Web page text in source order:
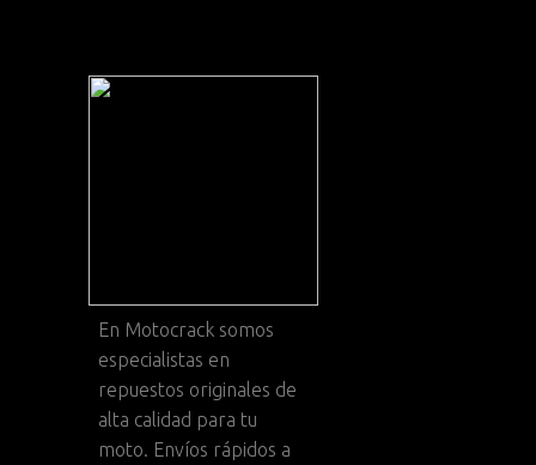
En Motocrack somos
especialistas en
repuestos originales de
alta calidad para tu
moto. Envíos rápidos a